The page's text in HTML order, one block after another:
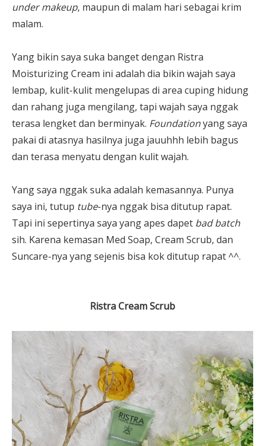
under makeup, maupun di malam hari sebagai krim
malam.
Yang bikin saya suka banget dengan Ristra
Moisturizing Cream ini adalah dia bikin wajah saya
lembap, kulit-kulit mengelupas di area cuping hidung
dan rahang juga mengilang, tapi wajah saya nggak
terasa lengket dan berminyak. Foundationyang saya
pakai di atasnya hasilnya juga jauuhhh lebih bagus
dan terasa menyatu dengan kulit wajah.
Yang saya nggak suka adalah kemasannya. Punya
saya ini, tutup tube-nya nggak bisa ditutup rapat.
Tapi ini sepertinya saya yang apes dapet bad batch
sih. Karena kemasan Med Soap, Cream Scrub, dan
Suncare-nya yang sejenis bisa kok ditutup rapat ^^.
Ristra Cream Scrub